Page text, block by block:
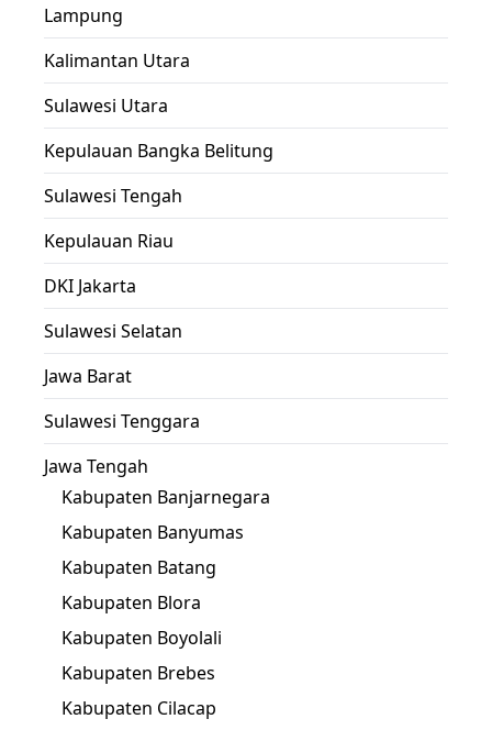
Lampung
Kalimantan Utara
Sulawesi Utara
Kepulauan Bangka Belitung
Sulawesi Tengah
Kepulauan Riau
DKI Jakarta
Sulawesi Selatan
Jawa Barat
Sulawesi Tenggara
Jawa Tengah
Kabupaten Banjarnegara
Kabupaten Banyumas
Kabupaten Batang
Kabupaten Blora
Kabupaten Boyolali
Kabupaten Brebes
Kabupaten Cilacap